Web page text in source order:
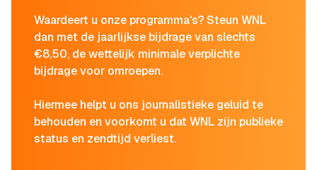
Waardeert u onze programma's? Steun WNL
dan met de jaarlijkse bijdrage van slechts
€8,50, de wettelijk minimale verplichte
bijdrage voor omroepen.
Hiermee helpt u ons journalistieke geluid te
behouden en voorkomt u dat WNL zijn publieke
status en zendtijd verliest.